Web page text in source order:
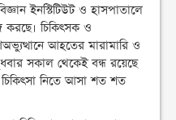
ইনস্টিটিউট ও হাসপাতালে
করছে। চিকিৎসক ও
আহতের মারামারি ও
সকাল থেকেই বন্ধ রয়েছে
চিকিৎসা নিতে আসা শত শত